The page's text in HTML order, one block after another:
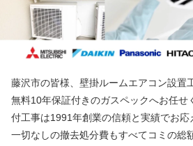
藤沢市の皆様、壁掛ルームエアコン設置
無料10年保証付きのガスペックへお任せ
付工事は1991年創業の信頼と実績でお
一切なしの撤去処分費もすべてコミの総